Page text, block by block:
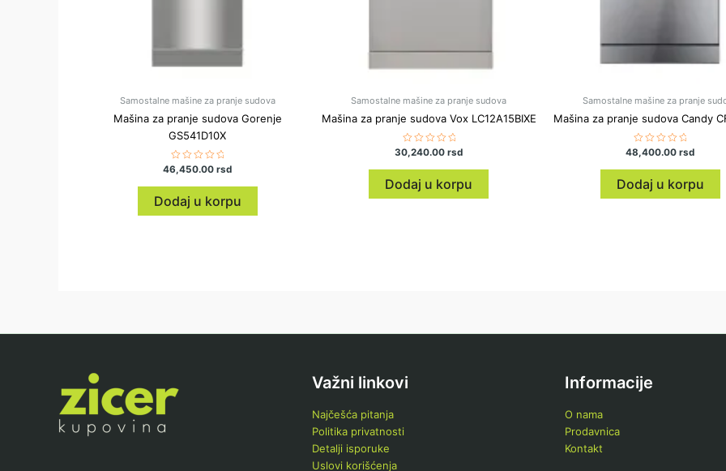
Samostalne mašine za pranje sudova
Mašina za pranje sudova Gorenje
GS541D10X
Ocenjeno
sa
0
od
5
46,450.00rsd
Dodaj u korpu
Samostalne mašine za pranje sudova
Mašina za pranje sudova Vox LC12A15BIXE
Ocenjeno
sa
0
od
5
30,240.00rsd
Dodaj u korpu
Samostalne mašine za pranje
Mašina za pranje sudova Candy
Ocenjeno
sa
0
od
5
48,400.00rsd
Dodaj u korpu
Važni linkovi
Najčešća pitanja
Politika privatnosti
Detalji isporuke
Uslovi korišćenja
Informacije
O nama
Prodavnica
Kontakt